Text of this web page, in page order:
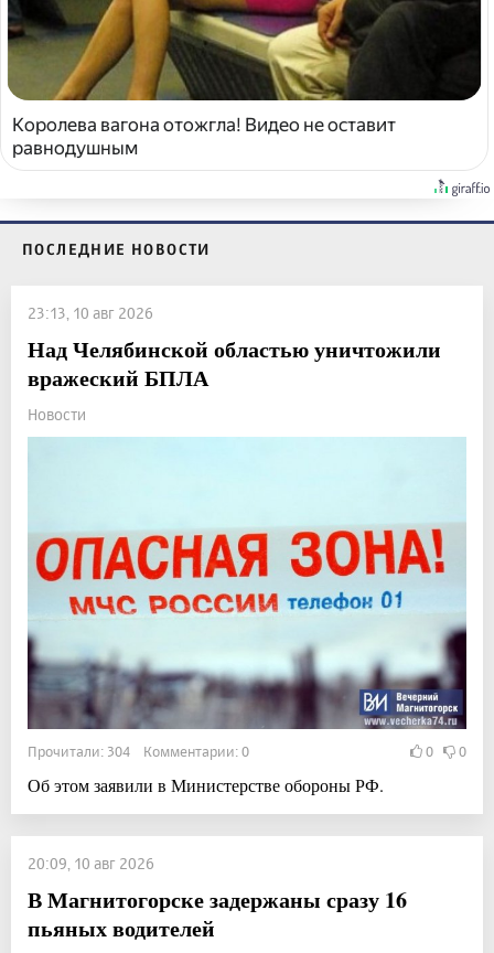
Королева вагона отожгла! Видео не оставит
равнодушным
ПОСЛЕДНИЕ НОВОСТИ
23:13, 10 авг 2026
Над Челябинской областью уничтожили
вражеский БПЛА
Новости
Прочитали: 304 Комментарии: 0 0 0
Об этом заявили в Министерстве обороны РФ.
20:09, 10 авг 2026
В Магнитогорске задержаны сразу 16
пьяных водителей